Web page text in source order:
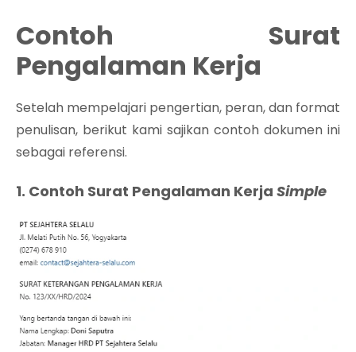
Contoh Surat
Pengalaman Kerja
Setelah mempelajari pengertian, peran, dan format
penulisan, berikut kami sajikan contoh dokumen ini
sebagai referensi.
1. Contoh Surat Pengalaman Kerja Simple